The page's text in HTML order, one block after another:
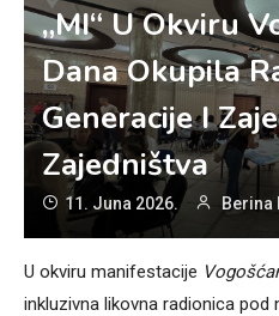
„MI“ U Okviru
Dana Okupila
Generacije I
Zajedništva
11. Juna 2026. Berina
U okviru manifestacije
inkluzivna likovna radionica pod